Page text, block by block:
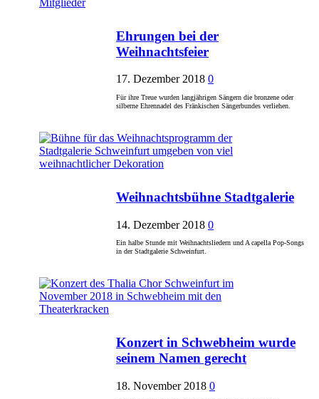
Ehrungen bei der
Weihnachtsfeier
17. Dezember 2018 0
Für ihre Treue wurden langjährigen Sängern die bronzene oder
silberne Ehrennadel des Fränkischen Sängerbundes verliehen.
Weihnachtsbühne Stadtgalerie
14. Dezember 2018 0
Ein halbe Stunde mit Weihnachtsliedern und A capella Pop-Songs
in der Stadtgalerie Schweinfurt.
Konzert in Schwebheim wurde
seinem Namen gerecht
18. November 2018 0